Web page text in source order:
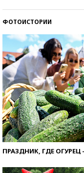
ФОТОИСТОРИИ
ПРАЗДНИК, ГДЕ